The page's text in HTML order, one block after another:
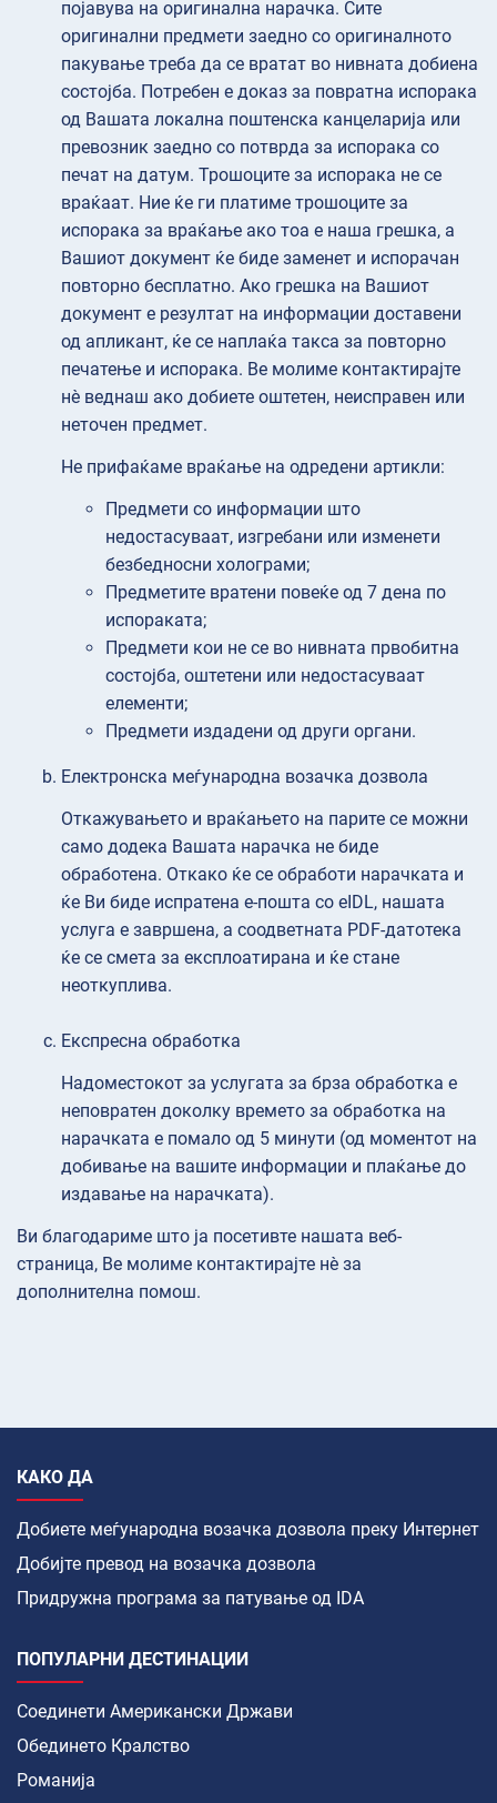
појавува на оригинална нарачка. Сите
оригинални предмети заедно со оригиналното
пакување треба да се вратат во нивната добиена
состојба. Потребен е доказ за повратна испорака
од Вашата локална поштенска канцеларија или
превозник заедно со потврда за испорака со
печат на датум. Трошоците за испорака не се
враќаат. Ние ќе ги платиме трошоците за
испорака за враќање ако тоа е наша грешка, а
Вашиот документ ќе биде заменет и испорачан
повторно бесплатно. Ако грешка на Вашиот
документ е резултат на информации доставени
од апликант, ќе се наплаќа такса за повторно
печатење и испорака. Ве молиме контактирајте
нè веднаш ако добиете оштетен, неисправен или
неточен предмет.
Не прифаќаме враќање на одредени артикли:
Предмети со информации што
недостасуваат, изгребани или изменети
безбедносни холограми;
Предметите вратени повеќе од 7 дена по
испораката;
Предмети кои не се во нивната првобитна
состојба, оштетени или недостасуваат
елементи;
Предмети издадени од други органи.
Електронска меѓународна возачка дозвола
Откажувањето и враќањето на парите се можни
само додека Вашата нарачка не биде
обработена. Откако ќе се обработи нарачката и
ќе Ви биде испратена е-пошта со eIDL, нашата
услуга е завршена, а соодветната PDF-датотека
ќе се смета за експлоатирана и ќе стане
неоткуплива.
Експресна обработка
Надоместокот за услугата за брза обработка е
неповратен доколку времето за обработка на
нарачката е помало од 5 минути (од моментот на
добивање на вашите информации и плаќање до
издавање на нарачката).
Ви благодариме што ја посетивте нашата веб-
страница, Ве молиме контактирајте нè за
дополнителна помош.
КАКО ДА
Добиете меѓународна возачка дозвола преку Интернет
Добијте превод на возачка дозвола
Придружна програма за патување од IDA
ПОПУЛАРНИ ДЕСТИНАЦИИ
Соединети Американски Држави
Обединето Кралство
Романија